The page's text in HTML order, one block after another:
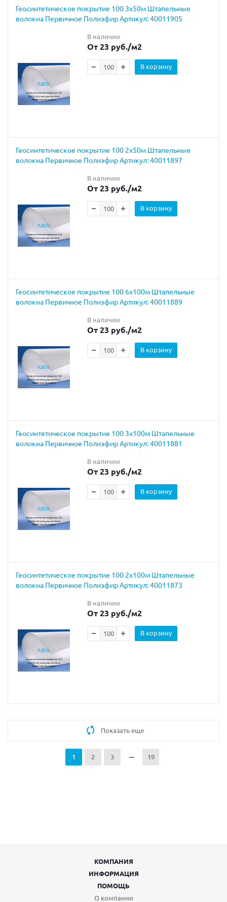
Геосинтетическое покрытие 100 3х50м Штапельные
волокна Первичное Полиэфир Артикул: 40011905
В наличии
От 23 руб./м2
В корзину
Геосинтетическое покрытие 100 2х50м Штапельные
волокна Первичное Полиэфир Артикул: 40011897
В наличии
От 23 руб./м2
В корзину
Геосинтетическое покрытие 100 6х100м Штапельные
волокна Первичное Полиэфир Артикул: 40011889
В наличии
От 23 руб./м2
В корзину
Геосинтетическое покрытие 100 3х100м Штапельные
волокна Первичное Полиэфир Артикул: 40011881
В наличии
От 23 руб./м2
В корзину
Геосинтетическое покрытие 100 2х100м Штапельные
волокна Первичное Полиэфир Артикул: 40011873
В наличии
От 23 руб./м2
В корзину
Показать еще
1 2 3 19
КОМПАНИЯ
ИНФОРМАЦИЯ
ПОМОЩЬ
О компании